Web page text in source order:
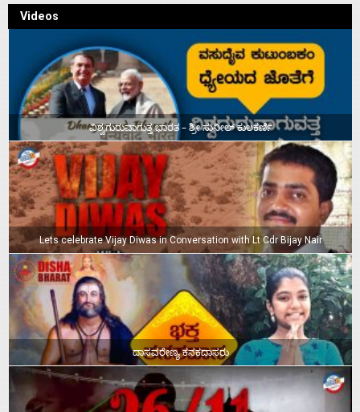
Videos
ವಿಶ್ವಗುರುವಾಗುತ್ತ ಭಾರತ – ಶ್ರೀ ಸುನೀಲ್‌ ಕುಲಕರ್ಣಿ
Lets celebrate Vijay Diwas in Conversation with Lt Cdr Bijay Nair
ದಾಸವರೇಣ್ಯ ಕನಕದಾಸರು